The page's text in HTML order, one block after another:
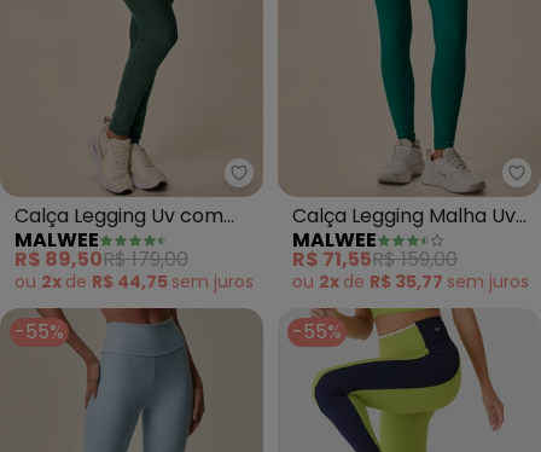
Malwee - Calça Legging Uv
Calça Legging Uv com
Estampa Active (Verde)
MALWEE
R$ 89,50R$ 179,00
ou 2x de R$ 44,75 sem juros
Calça Legging Malha Uv
com Bolso Active
(Verde)
MALWEE
R$ 71,55R$ 159,00
ou 2x de R$ 35,77 sem juros
-55% -55%